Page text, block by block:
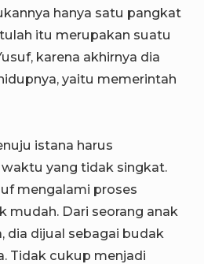
hanya satu pangkat
itu merupakan suatu
karena akhirnya dia
yaitu memerintah
istana harus
yang tidak singkat.
mengalami proses
mudah. Dari seorang anak
dia dijual sebagai budak
Tidak cukup menjadi